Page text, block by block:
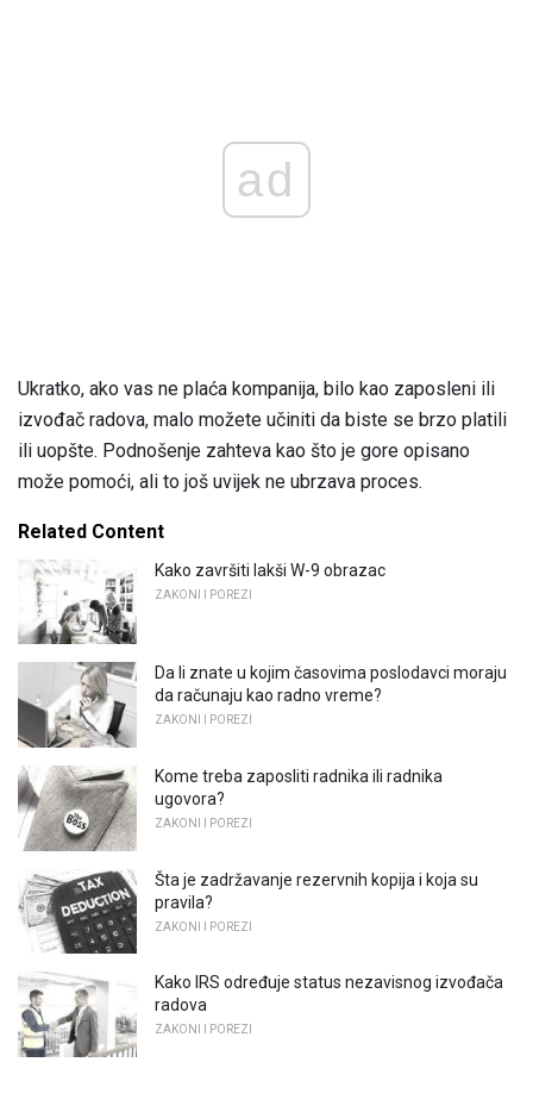
ad
Ukratko, ako vas ne plaća kompanija, bilo kao zaposleni ili
izvođač radova, malo možete učiniti da biste se brzo platili
ili uopšte. Podnošenje zahteva kao što je gore opisano
može pomoći, ali to još uvijek ne ubrzava proces.
Related Content
Kako završiti lakši W-9 obrazac
ZAKONI I POREZI
Da li znate u kojim časovima poslodavci moraju
da računaju kao radno vreme?
ZAKONI I POREZI
Kome treba zaposliti radnika ili radnika
ugovora?
ZAKONI I POREZI
Šta je zadržavanje rezervnih kopija i koja su
pravila?
ZAKONI I POREZI
Kako IRS određuje status nezavisnog izvođača
radova
ZAKONI I POREZI